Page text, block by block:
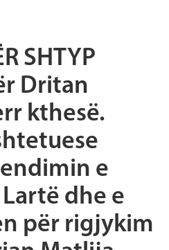
SHTYP
Dritan
kthesë.
e
dhe e
për rigjykim